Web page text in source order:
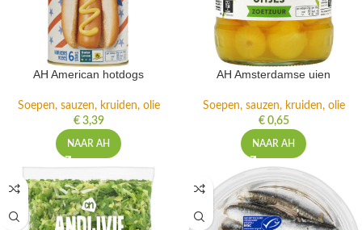
AH American hotdogs
Soepen, sauzen, kruiden, olie
€3,39
NAAR AH
AH Amsterdamse uien
Soepen, sauzen, kruiden, olie
€0,65
NAAR AH